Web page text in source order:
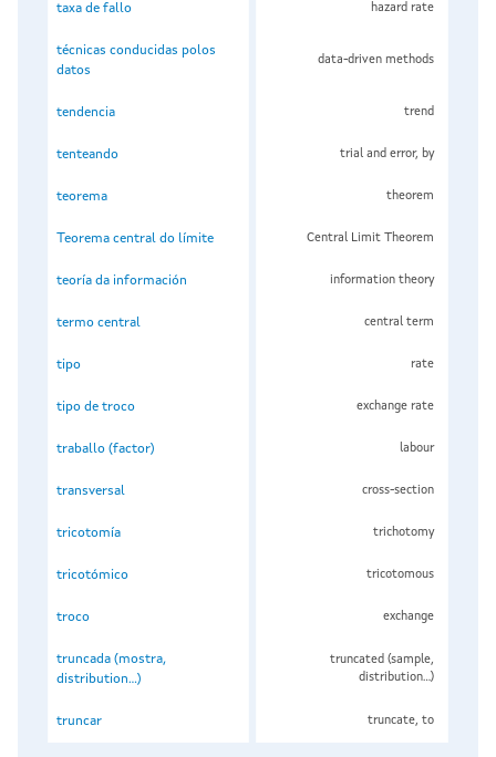
taxa de fallo hazard rate
técnicas conducidas polos
datos
data-driven methods
tendencia trend
tenteando trial and error, by
teorema theorem
Teorema central do límite Central Limit Theorem
teoría da información information theory
termo central central term
tipo rate
tipo de troco exchange rate
traballo (factor) labour
transversal cross-section
tricotomía trichotomy
tricotómico tricotomous
troco exchange
truncada (mostra,
distribution...)
truncated (sample,
distribution...)
truncar truncate, to